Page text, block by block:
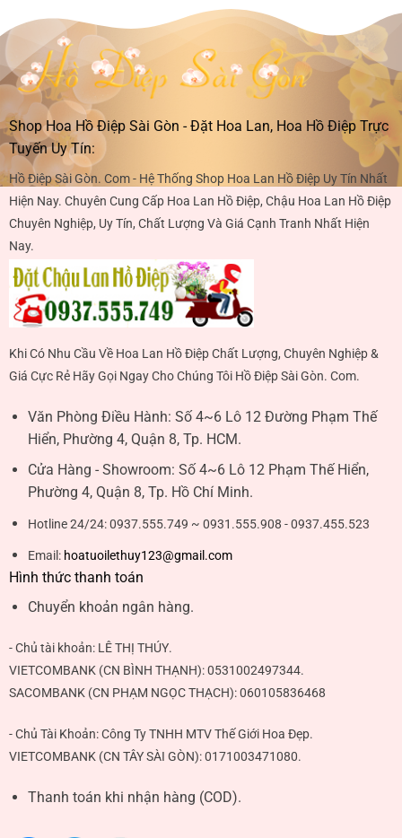
Shop Hoa Hồ Điệp Sài Gòn - Đặt Hoa Lan, Hoa Hồ Điệp Trực
Tuyến Uy Tín:
Hồ Điệp Sài Gòn. Com - Hệ Thống Shop Hoa Lan Hồ Điệp Uy Tín Nhất
Hiện Nay. Chuyên Cung Cấp Hoa Lan Hồ Điệp, Chậu Hoa Lan Hồ Điệp
Chuyên Nghiệp, Uy Tín, Chất Lượng Và Giá Cạnh Tranh Nhất Hiện
Nay.
Khi Có Nhu Cầu Về Hoa Lan Hồ Điệp Chất Lượng, Chuyên Nghiệp &
Giá Cực Rẻ Hãy Gọi Ngay Cho Chúng Tôi Hồ Điệp Sài Gòn. Com.
Văn Phòng Điều Hành: Số 4~6 Lô 12 Đường Phạm Thế
Hiển, Phường 4, Quận 8, Tp. HCM.
Cửa Hàng - Showroom: Số 4~6 Lô 12 Phạm Thế Hiển,
Phường 4, Quận 8, Tp. Hồ Chí Minh.
Hotline 24/24:0937.555.749 ~ 0931.555.908 - 0937.455.523
Email: hoatuoilethuy123@gmail.com
Hình thức thanh toán
Chuyển khoản ngân hàng.
- Chủ tài khoản: LÊ THỊ THÚY.
VIETCOMBANK (CN BÌNH THẠNH):0531002497344.
SACOMBANK (CN PHẠM NGỌC THẠCH):060105836468
- Chủ Tài Khoản: Công Ty TNHH MTV Thế Giới Hoa Đẹp.
VIETCOMBANK (CN TÂY SÀI GÒN):0171003471080.
Thanh toán khi nhận hàng (COD).